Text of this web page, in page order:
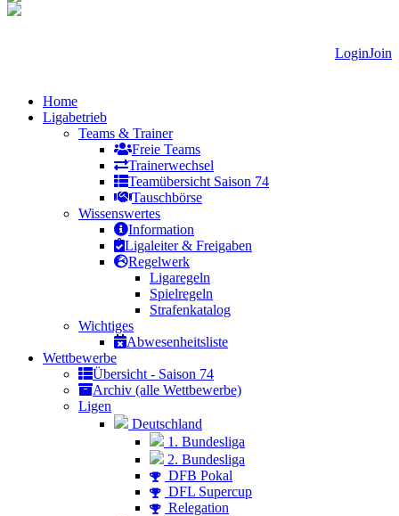
LoginJoin
Home
Ligabetrieb
Teams & Trainer
Freie Teams
Trainerwechsel
Teamübersicht Saison 74
Tauschbörse
Wissenswertes
Information
Ligaleiter & Freigaben
Regelwerk
Ligaregeln
Spielregeln
Strafenkatalog
Wichtiges
Abwesenheitsliste
Wettbewerbe
Übersicht - Saison 74
Archiv (alle Wettbewerbe)
Ligen
Deutschland
1. Bundesliga
2. Bundesliga
DFB Pokal
DFL Supercup
Relegation